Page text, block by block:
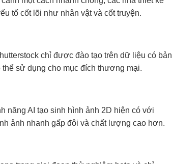
tố cốt lõi như nhân vật và cốt truyện.
chỉ được đào tạo trên dữ liệu có bản
sử dụng cho mục đích thương mại.
năng AI tạo sinh hình ảnh 2D hiện có với
ảnh nhanh gấp đôi và chất lượng cao hơn.